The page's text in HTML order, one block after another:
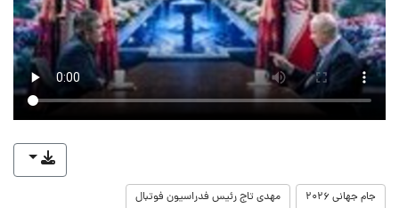
جام جهانی ۲۰۲۶ مهدی تاج رئیس فدراسیون فوتبال